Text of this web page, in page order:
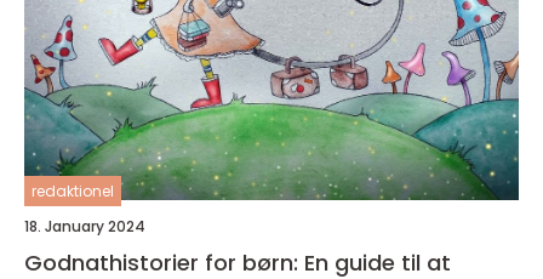
redaktionel
18. January 2024
Godnathistorier for børn: En guide til at